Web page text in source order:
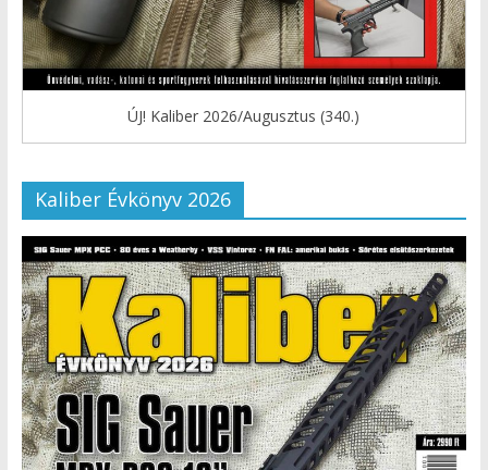
ÚJ! Kaliber 2026/Augusztus (340.)
Kaliber Évkönyv 2026